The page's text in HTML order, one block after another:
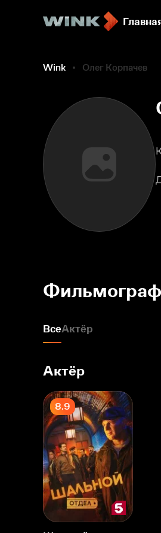
Wink Олег Корпачев
ВсеАктёр
Актёр
8.9